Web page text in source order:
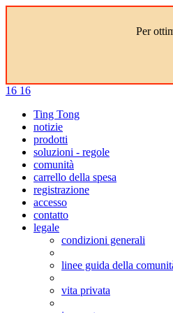
Per
16 16
Ting Tong
notizie
prodotti
soluzioni - regole
comunità
carrello della spesa
registrazione
accesso
contatto
legale
condizioni generali
linee guida della
vita privata